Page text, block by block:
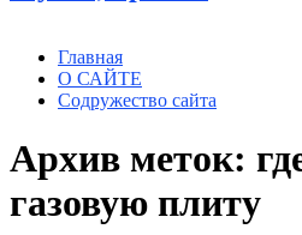
Главная
О САЙТЕ
Содружество сайта
Архив меток:
газовую плиту